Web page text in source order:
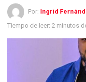
Por: Ingrid
Tiempo de leer: 2 minutos